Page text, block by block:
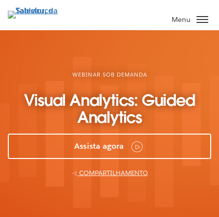
Pular
para
o
Menu
WEBINAR SOB DEMANDA
Visual Analytics: Guided
Analytics
Assista agora
COMPARTILHAMENTO